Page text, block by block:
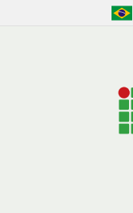
Pular para o Conteúdo